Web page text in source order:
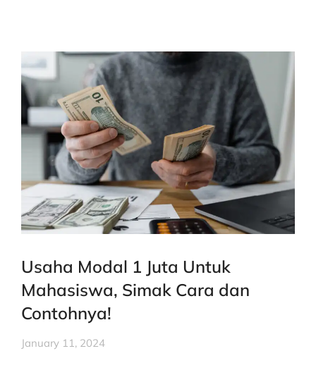
Usaha Modal 1 Juta Untuk
Mahasiswa, Simak Cara dan
Contohnya!
January 11, 2024